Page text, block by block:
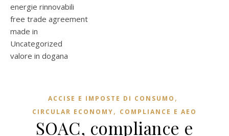
energie rinnovabili
free trade agreement
made in
Uncategorized
valore in dogana
ACCISE E IMPOSTE DI CONSUMO ,
CIRCULAR ECONOMY, COMPLIANCE E AEO
SOAC, compliance e